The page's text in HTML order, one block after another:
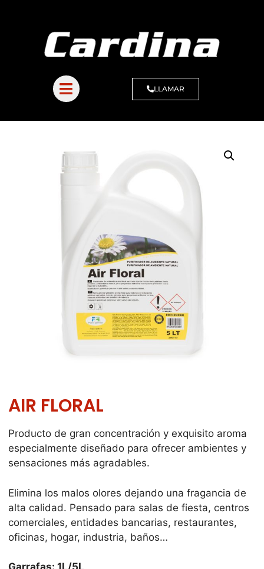
LLAMAR
AIR FLORAL
Producto de gran concentración y exquisito aroma
especialmente diseñado para ofrecer ambientes y
sensaciones más agradables.
Elimina los malos olores dejando una fragancia de
alta calidad. Pensado para salas de fiesta, centros
comerciales, entidades bancarias, restaurantes,
oficinas, hogar, industria, baños…